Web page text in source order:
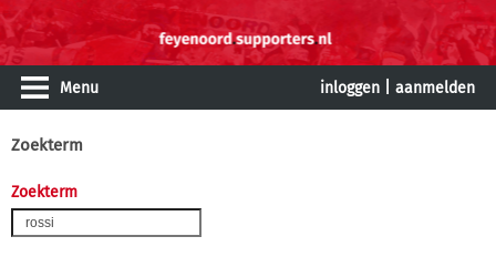
Menu inloggen aanmelden
Zoekterm
Zoekterm